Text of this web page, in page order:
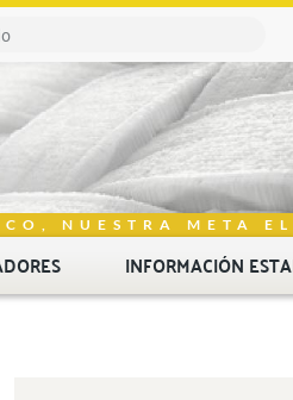
NUESTRA META
INFORMACIÓN